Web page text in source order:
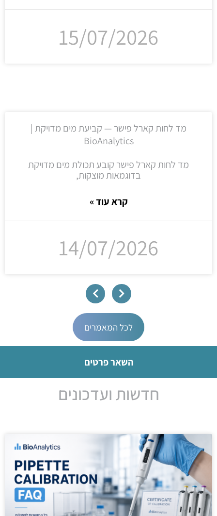
15/07/2026
מד לחות קארל פישר — קביעת מים מדויקת |
BioAnalytics
מד לחות קארל פישר קובע תכולת מים מדויקת
בדוגמאות מוצקות,
קרא עוד »
14/07/2026
לכל המאמרים
השאר פרטים
חדשות ועדכונים